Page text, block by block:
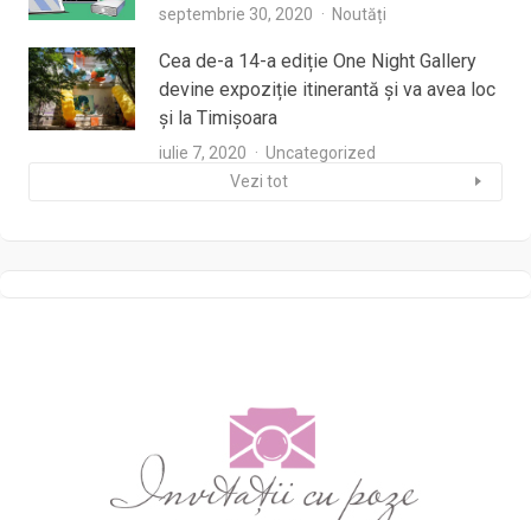
septembrie 30, 2020 Noutăți
Cea de-a 14-a ediție One Night Gallery
devine expoziție itinerantă și va avea loc
și la Timișoara
iulie 7, 2020
Uncategorized
Vezi tot